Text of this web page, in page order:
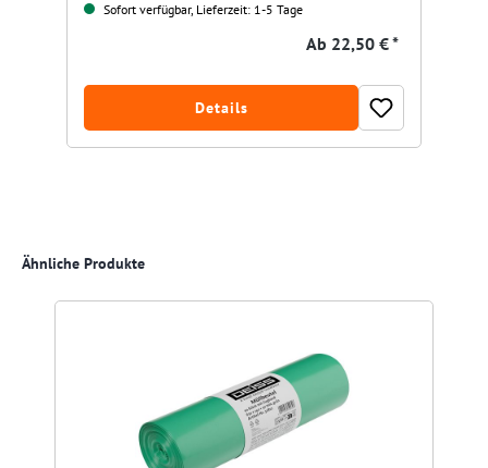
Sofort verfügbar, Lieferzeit: 1-5 Tage
Ab 22,50 € *
Details
Produktgalerie überspringen
Ähnliche Produkte